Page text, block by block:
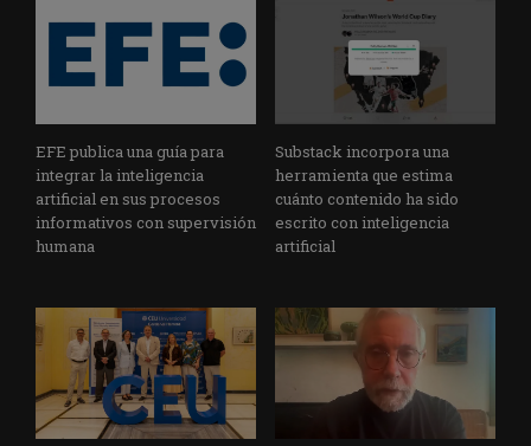
EFE publica una guía para
integrar la inteligencia
artificial en sus procesos
informativos con supervisión
humana
Substack incorpora una
herramienta que estima
cuánto contenido ha sido
escrito con inteligencia
artificial